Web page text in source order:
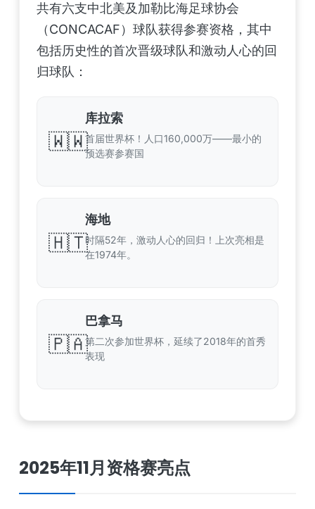
共有六支中北美及加勒比海足球协会
（CONCACAF）球队获得参赛资格，其中
包括历史性的首次晋级球队和激动人心的回
归球队：
🇼🇼
库拉索
首届世界杯！人口160,000万——最小的
预选赛参赛国
🇭🇹
海地
时隔52年，激动人心的回归！上次亮相是
在1974年。
🇵🇦
巴拿马
第二次参加世界杯，延续了2018年的首秀
表现
2025年11月资格赛亮点